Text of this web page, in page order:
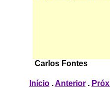
Carlos Fontes
Início.Anterior.